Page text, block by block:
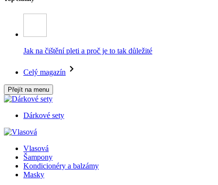
Jak na čištění pleti a proč je to tak důležité
Celý magazín
Přejít na menu
Dárkové sety
Vlasová
Šampony
Kondicionéry a balzámy
Masky